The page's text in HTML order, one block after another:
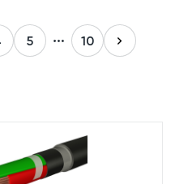
5 10